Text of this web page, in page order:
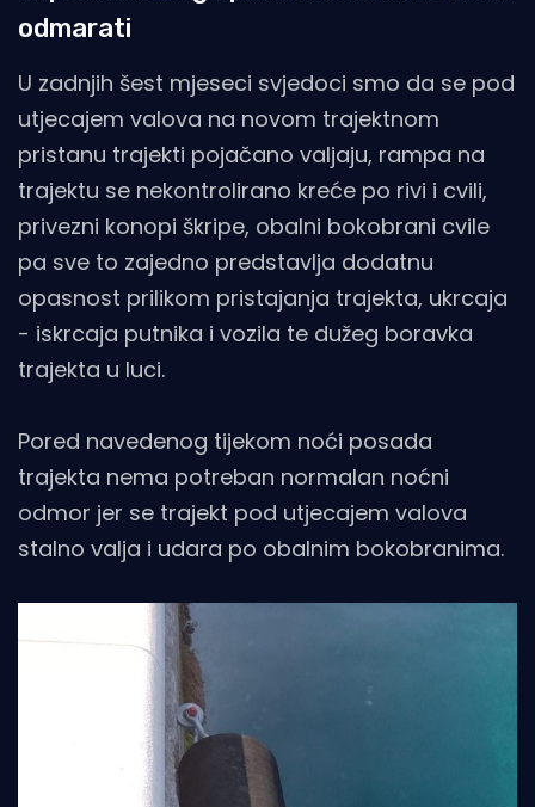
odmarati
U zadnjih šest mjeseci svjedoci smo da se pod
utjecajem valova na novom trajektnom
pristanu trajekti pojačano valjaju, rampa na
trajektu se nekontrolirano kreće po rivi i cvili,
privezni konopi škripe, obalni bokobrani cvile
pa sve to zajedno predstavlja dodatnu
opasnost prilikom pristajanja trajekta, ukrcaja
- iskrcaja putnika i vozila te dužeg boravka
trajekta u luci.
Pored navedenog tijekom noći posada
trajekta nema potreban normalan noćni
odmor jer se trajekt pod utjecajem valova
stalno valja i udara po obalnim bokobranima.